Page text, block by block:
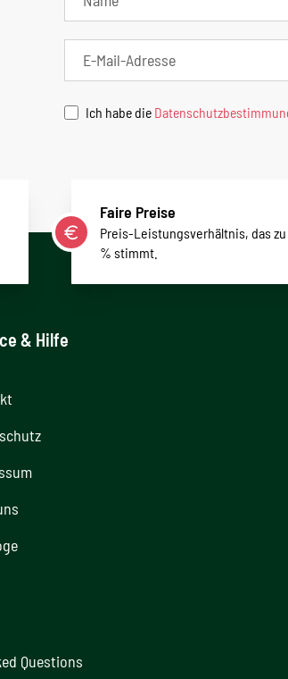
Ich habe die
Faire Preise
Preis-Leistungsverhältnis, das zu
% stimmt.
& Hilfe
Questions